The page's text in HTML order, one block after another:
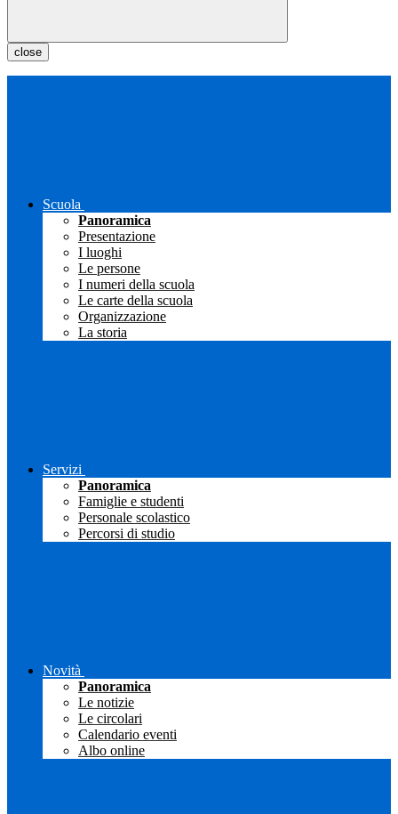
close
Scuola
Panoramica
Presentazione
I luoghi
Le persone
I numeri della scuola
Le carte della scuola
Organizzazione
La storia
Servizi
Panoramica
Famiglie e studenti
Personale scolastico
Percorsi di studio
Novità
Panoramica
Le notizie
Le circolari
Calendario eventi
Albo online